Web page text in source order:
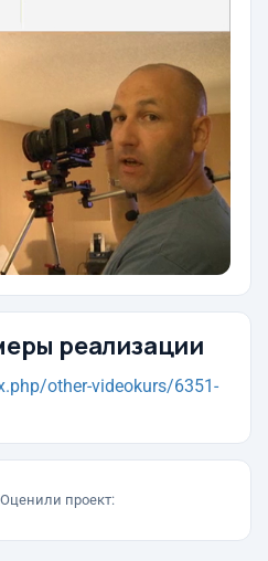
реализации
other-videokurs/6351-
Оценили проект: